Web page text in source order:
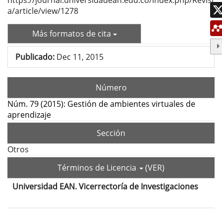
a/article/view/1278
Más formatos de cita
Publicado: Dec 11, 2015
Número
Núm. 79 (2015): Gestión de ambientes virtuales de
aprendizaje
Sección
Otros
Términos de Licencia
(VER)
Contenido
principal
Universidad EAN. Vicerrectoría de Investigaciones